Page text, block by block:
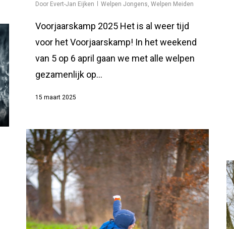
Door Evert-Jan Eijken Welpen Jongens, Welpen Meiden
Voorjaarskamp 2025 Het is al weer tijd
voor het Voorjaarskamp! In het weekend
van 5 op 6 april gaan we met alle welpen
gezamenlijk op...
15 maart 2025